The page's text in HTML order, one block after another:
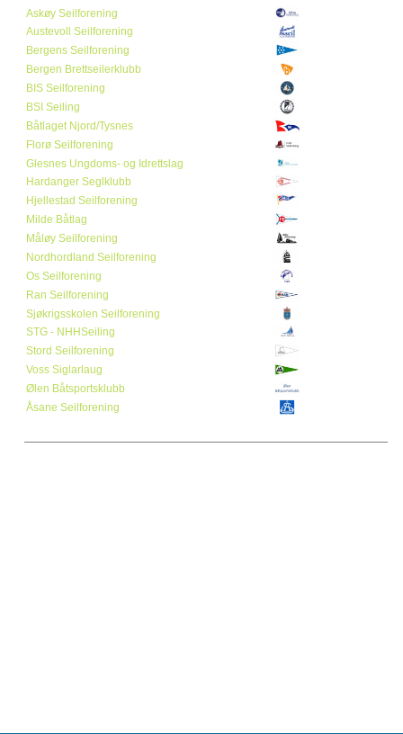
Askøy Seilforening
Austevoll Seilforening
Bergens Seilforening
Bergen Brettseilerklubb
BIS Seilforening
BSI Seiling
Båtlaget Njord/Tysnes
Florø Seilforening
Glesnes Ungdoms- og Idrettslag
Hardanger Seglklubb
Hjellestad Seilforening
Milde Båtlag
Måløy Seilforening
Nordhordland Seilforening
Os Seilforening
Ran Seilforening
Sjøkrigsskolen Seilforening
STG - NHHSeiling
Stord Seilforening
Voss Siglarlaug
Ølen Båtsportsklubb
Åsane Seilforening